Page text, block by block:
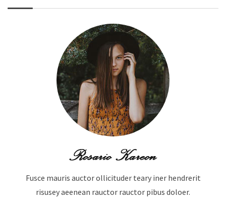
Fusce mauris auctor ollicituder teary iner hendrerit
risusey aeenean rauctor rauctor pibus doloer.